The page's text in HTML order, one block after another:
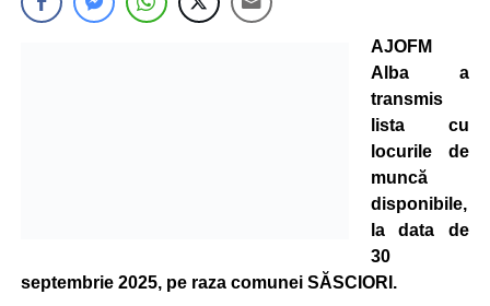
AJOFM
Alba a
transmis
lista cu
locurile de
muncă
disponibile,
la data de
30
septembrie 2025, pe raza comunei SĂSCIORI.